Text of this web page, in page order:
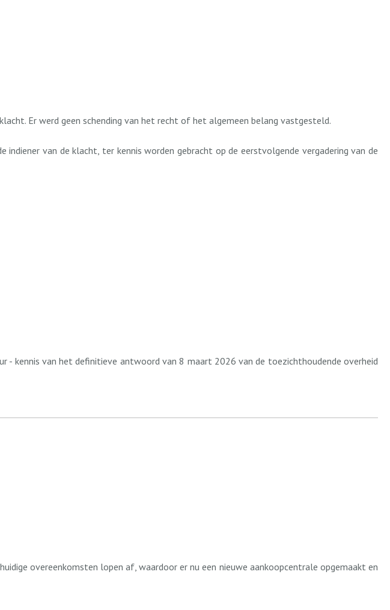
Er werd geen schending van het recht of het algemeen belang vastgesteld.
van de klacht, ter kennis worden gebracht op de eerstvolgende vergadering van de
kennis van het definitieve antwoord van 8 maart 2026 van de toezichthoudende overheid
overeenkomsten lopen af, waardoor er nu een nieuwe aankoopcentrale opgemaakt en